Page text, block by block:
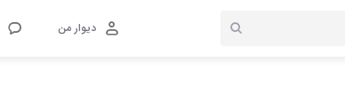
دیوار من